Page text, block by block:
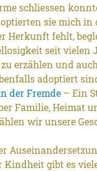
schliessen
sie mich in
Herkunft fehlt,
seit vielen
erzählen und
adoptiert
der Fremde – Ein
Familie, Heimat
wir unsere
gibt es